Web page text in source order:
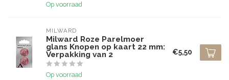
Op voorraad
MILWARD
Milward Roze Parelmoer
glans Knopen op kaart 22 mm:
Verpakking van 2
Op voorraad
€5,50